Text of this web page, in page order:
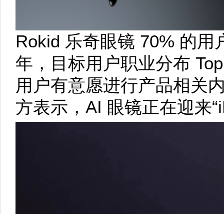
Rokid 乐奇眼镜 70% 的用
年，目标用户职业分布
用户有意愿进行产品相关
方表示，AI 眼镜正在迎来